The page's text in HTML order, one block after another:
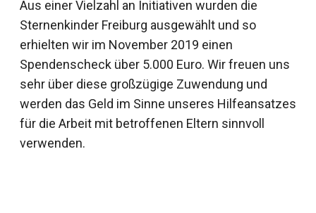
Aus einer Vielzahl an Initiativen wurden die
Sternenkinder Freiburg ausgewählt und so
erhielten wir im November 2019 einen
Spendenscheck über 5.000 Euro. Wir freuen uns
sehr über diese großzügige Zuwendung und
werden das Geld im Sinne unseres Hilfeansatzes
für die Arbeit mit betroffenen Eltern sinnvoll
verwenden.